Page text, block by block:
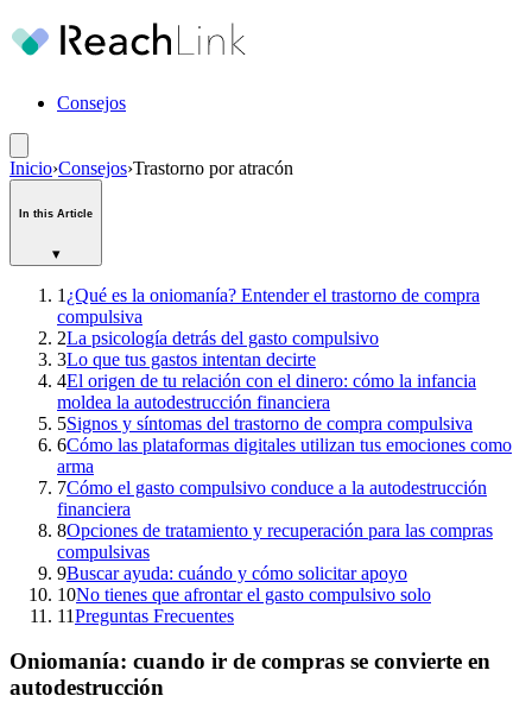
Consejos
Inicio›Consejos›Trastorno por atracón
In this Article
▾
1 ¿Qué es la oniomanía? Entender el trastorno de compra
compulsiva
2La psicología detrás del gasto compulsivo
3Lo que tus gastos intentan decirte
4El origen de tu relación con el dinero: cómo la infancia
moldea la autodestrucción financiera
5Signos y síntomas del trastorno de compra compulsiva
6Cómo las plataformas digitales utilizan tus emociones como
arma
7Cómo el gasto compulsivo conduce a la autodestrucción
financiera
8Opciones de tratamiento y recuperación para las compras
compulsivas
9Buscar ayuda: cuándo y cómo solicitar apoyo
10No tienes que afrontar el gasto compulsivo solo
11Preguntas Frecuentes
Oniomanía: cuando ir de compras se convierte en
autodestrucción